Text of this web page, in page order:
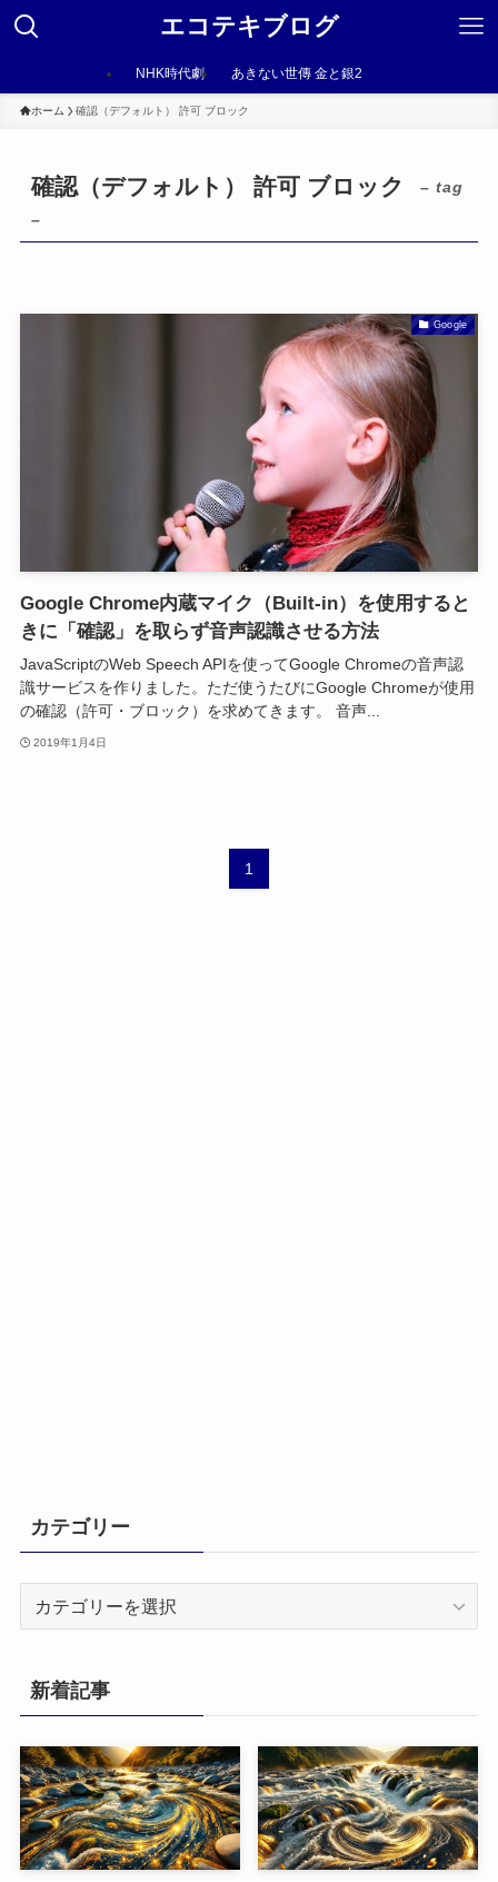
エコテキブログ
NHK時代劇 あきない世傳 金と銀2
ホーム 確認（デフォルト） 許可 ブロック
確認（デフォルト） 許可 ブロック
– tag
–
Google
Google Chrome内蔵マイク（Built-in）を使用すると
きに「確認」を取らず音声認識させる方法
JavaScriptのWeb Speech APIを使ってGoogle Chromeの音声認
識サービスを作りました。ただ使うたびにGoogle Chromeが使用
の確認（許可・ブロック）を求めてきます。 音声...
2019年1月4日
1
カテゴリー
リ
ー
新着記事